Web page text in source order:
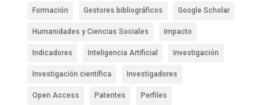
Formación Gestores bibliográficos Google Scholar
Humanidades y Ciencias Sociales Impacto
Indicadores Inteligencia Artificial Investigación
Investigación científica Investigadores
Open Access Patentes Perfiles